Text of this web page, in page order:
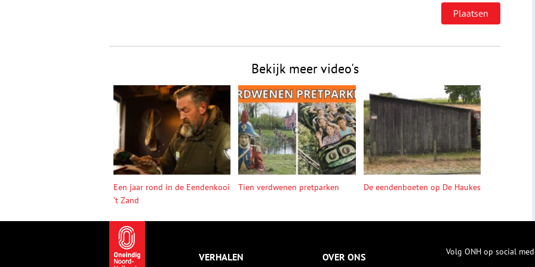
Bekijk meer video's
Een jaar rond in de Eendenkooi
’t Zand
Tien verdwenen pretparken De eendenboeten op De Haukes
VERHALEN OVER ONS Volg ONH op social